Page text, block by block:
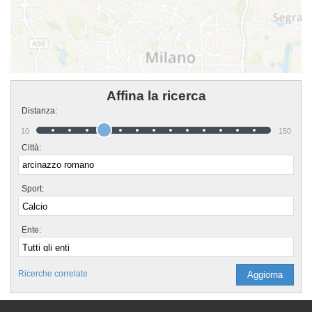
Affina la ricerca
Distanza:
10 150
Città:
Sport:
Ente:
Ricerche correlate